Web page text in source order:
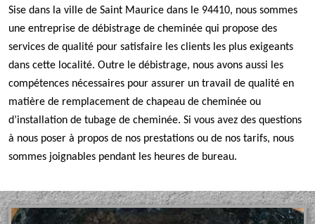
Sise dans la ville de Saint Maurice dans le 94410, nous sommes
une entreprise de débistrage de cheminée qui propose des
services de qualité pour satisfaire les clients les plus exigeants
dans cette localité. Outre le débistrage, nous avons aussi les
compétences nécessaires pour assurer un travail de qualité en
matière de remplacement de chapeau de cheminée ou
d’installation de tubage de cheminée. Si vous avez des questions
à nous poser à propos de nos prestations ou de nos tarifs, nous
sommes joignables pendant les heures de bureau.